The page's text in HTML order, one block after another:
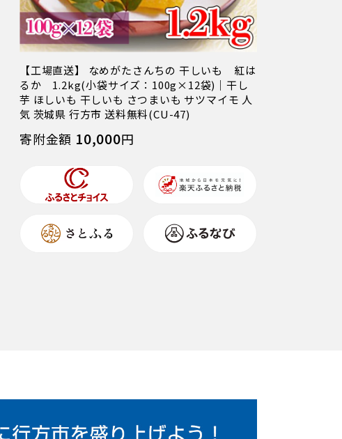
【工場直送】 なめがたさんちの 干しいも 紅は
るか 1.2kg(小袋サイズ：100g×12袋)｜干し
芋 ほしいも 干しいも さつまいも サツマイモ 人
気 茨城県 行方市 送料無料(CU-47)
寄附金額 10,000円